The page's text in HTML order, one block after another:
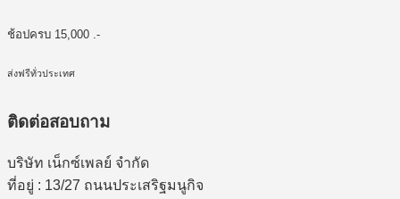
ช้อปครบ 15,000 .-
ส่งฟรีทั่วประเทศ
ติดต่อสอบถาม
บริษัท เน็กซ์เพลย์ จำกัด
ที่อยู่ : 13/27 ถนนประเสริฐมนูกิจ